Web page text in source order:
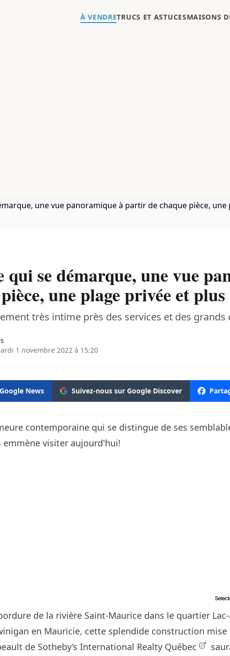
À VENDRETRUCS ET ASTUCESMAISONS
qui se démarque, une vue
une plage privée et
très intime près des services et des
1 novembre 2022 à 15:20
News Suivez-nous sur Google Discover
contemporaine qui se distingue de ses
emmène visiter aujourd'hui!
de la rivière Saint-Maurice dans le quartier
en Mauricie, cette splendide construction mise
de Sotheby’s International Realty Québec